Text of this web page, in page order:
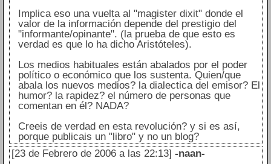
Implica eso una vuelta al "magister dixit" donde el
valor de la información depende del prestigio del
"informante/opinante". (la prueba de que esto es
verdad es que lo ha dicho Aristóteles).
Los medios habituales están abalados por el poder
político o económico que los sustenta. Quien/que
abala los nuevos medios? la dialectica del emisor? El
humor? la rapidez? el número de personas que
comentan en él? NADA?
Creeis de verdad en esta revolución? y si es así,
porque publicais un "libro" y no un blog?
[23 de Febrero de 2006 a las 22:13] -naan-